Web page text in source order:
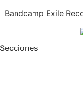
Bandcamp Exile
Secciones